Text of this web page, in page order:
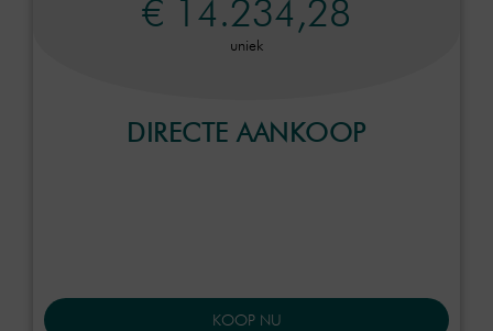
€ 14.234,28
uniek
DIRECTE AANKOOP
KOOP NU